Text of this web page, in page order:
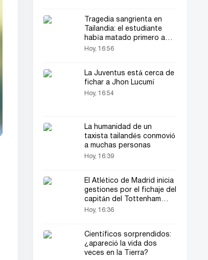
Tragedia sangrienta en
Tailandia: el estudiante
había matado primero a
sus abuelos
Hoy, 16:56
La Juventus está cerca de
fichar a Jhon Lucumí
Hoy, 16:54
La humanidad de un
taxista tailandés conmovió
a muchas personas
Hoy, 16:39
El Atlético de Madrid inicia
gestiones por el fichaje del
capitán del Tottenham
Cristian Romero
Hoy, 16:36
Científicos sorprendidos:
¿apareció la vida dos
veces en la Tierra?